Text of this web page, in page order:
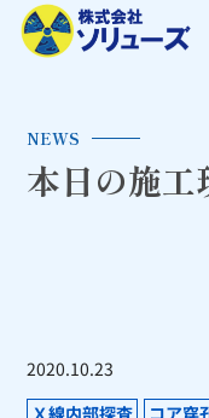
NEWS
本日の施工
2020.10.23
Ｘ線内部探査
コア穿